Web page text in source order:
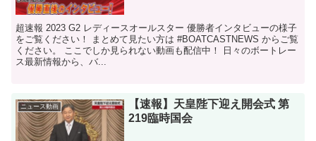
超速報 2023 G2 レディースオールスター 優勝者インタビューの様子
をご覧ください！ まとめて見たい方は #BOATCASTNEWS からご覧
ください。 ここでしか見られない動画も配信中！ 日々のボートレー
ス最新情報から、バ...
ニュース動画
【速報】天皇陛下迎え開会式 第
219臨時国会